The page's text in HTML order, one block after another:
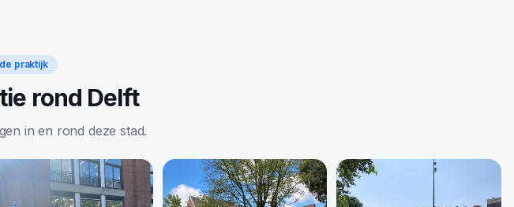
praktijk
rond Delft
in en rond deze stad.